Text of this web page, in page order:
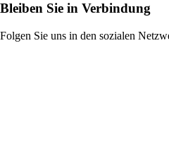
Bleiben Sie in Verbindung
Folgen Sie uns in den sozialen